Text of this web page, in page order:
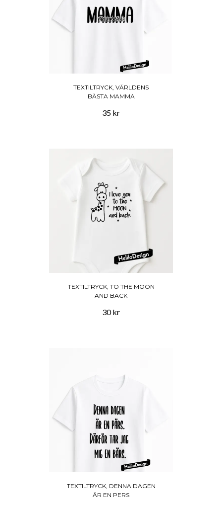
TEXTILTRYCK, VÄRLDENS
BÄSTA MAMMA
35 kr
TEXTILTRYCK, TO THE MOON
AND BACK
30 kr
TEXTILTRYCK, DENNA DAGEN
ÄR EN PERS